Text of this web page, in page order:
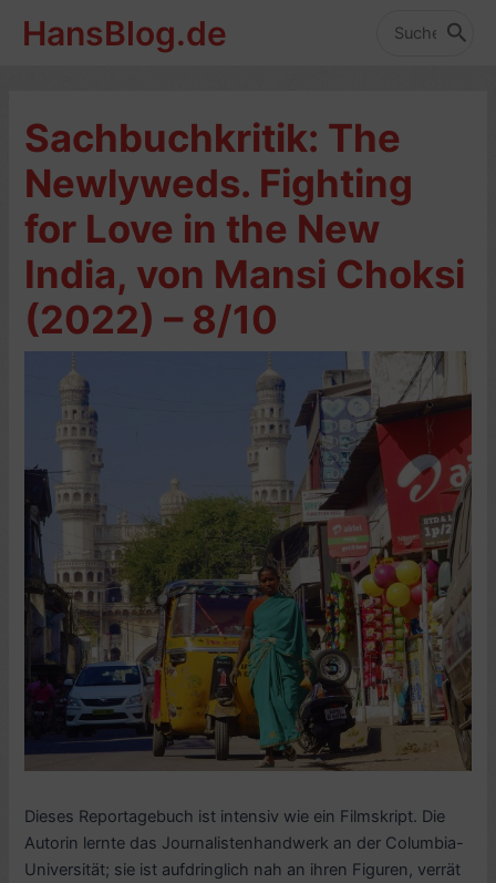
InhaltHansBlog.de
Search
Sachbuchkritik: The
Newlyweds. Fighting
for Love in the New
India, von Mansi Choksi
(2022) – 8/10
Dieses Reportagebuch ist intensiv wie ein Filmskript. Die
Autorin lernte das Journalistenhandwerk an der Columbia-
Universität; sie ist aufdringlich nah an ihren Figuren, verrät